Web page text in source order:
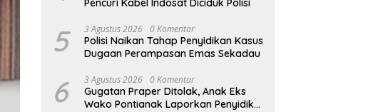
Pencuri Kabel Indosat Diciduk Polisi
5 3 Agustus 2026 0 Komentar
Polisi Naikan Tahap Penyidikan Kasus
Dugaan Perampasan Emas Sekadau
6 3 Agustus 2026 0 Komentar
Gugatan Praper Ditolak, Anak Eks
Wako Pontianak Laporkan Penyidik